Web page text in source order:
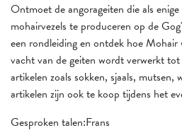
Ontmoet de angorageiten die als
mohairvezels te produceren op de
een rondleiding en ontdek hoe
vacht van de geiten wordt verwerkt
artikelen zoals sokken, sjaals,
artikelen zijn ook te koop tijdens het
Gesproken talen:Frans